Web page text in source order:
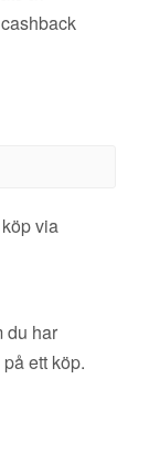
via
du har
ett köp.